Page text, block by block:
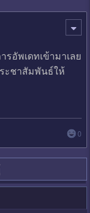
อัพเดทเข้ามาเลย
ะชาสัมพันธ์ให้
0